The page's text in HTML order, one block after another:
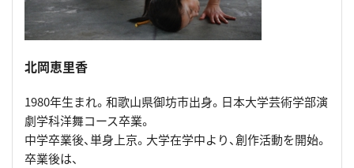
北岡恵里香
1980年生まれ。和歌山県御坊市出身。日本大学芸術学部演
劇学科洋舞コース卒業。
中学卒業後、単身上京。大学在学中より、創作活動を開始。
卒業後は、